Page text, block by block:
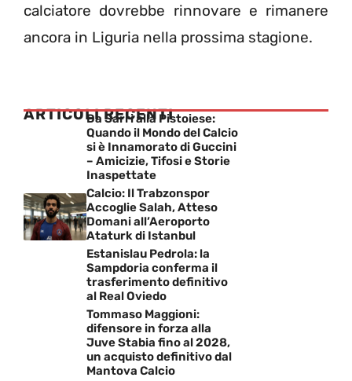
calciatore dovrebbe rinnovare e rimanere
ancora in Liguria nella prossima stagione.
ARTICOLI RECENTI
Da Sarri alla Pistoiese:
Quando il Mondo del Calcio
si è Innamorato di Guccini
– Amicizie, Tifosi e Storie
Inaspettate
Calcio: Il Trabzonspor
Accoglie Salah, Atteso
Domani all’Aeroporto
Ataturk di Istanbul
Estanislau Pedrola: la
Sampdoria conferma il
trasferimento definitivo
al Real Oviedo
Tommaso Maggioni:
difensore in forza alla
Juve Stabia fino al 2028,
un acquisto definitivo dal
Mantova Calcio